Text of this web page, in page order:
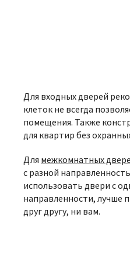
Для входных дверей
клеток не всегда
помещения. Также
для квартир без
Для межкомнатных
с разной
использовать двери с
направленности, лучше
друг другу, ни вам.